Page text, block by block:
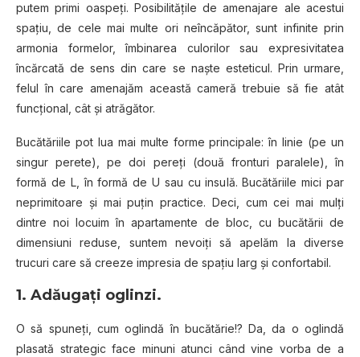
putem primi oaspeţi. Posibilităţile de amenajare ale acestui
spaţiu, de cele mai multe ori neîncăpător, sunt infinite prin
armonia formelor, îmbinarea culorilor sau expresivitatea
încărcată de sens din care se naşte esteticul. Prin urmare,
felul în care amenajăm această cameră trebuie să fie atât
funcţional, cât şi atrăgător.
Bucătăriile pot lua mai multe forme principale: în linie (pe un
singur perete), pe doi pereți (două fronturi paralele), în
formă de L, în formă de U sau cu insulă. Bucătăriile mici par
neprimitoare şi mai puţin practice. Deci, cum cei mai mulţi
dintre noi locuim în apartamente de bloc, cu bucătării de
dimensiuni reduse, suntem nevoiţi să apelăm la diverse
trucuri care să creeze impresia de spaţiu larg şi confortabil.
1. Adăugaţi oglinzi.
O să spuneţi, cum oglindă în bucătărie!? Da, da o oglindă
plasată strategic face minuni atunci când vine vorba de a